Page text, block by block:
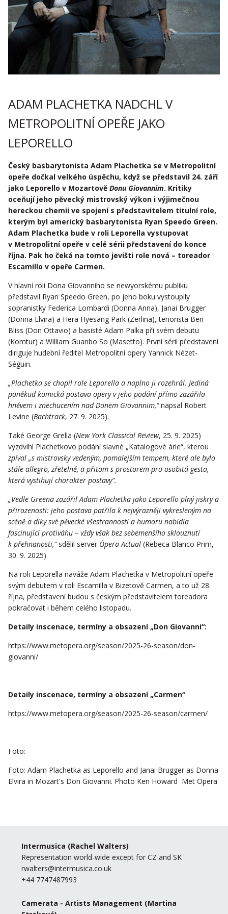
ADAM PLACHETKA NADCHL V
METROPOLITNÍ OPEŘE JAKO
LEPORELLO
Český basbarytonista Adam Plachetka se v Metropolitní
opeře dočkal velkého úspěchu, když se představil 24. září
jako Leporello v Mozartově Donu Giovannim. Kritiky
oceňují jeho pěvecký mistrovský výkon i výjimečnou
hereckou chemii ve spojení s představitelem titulní role,
kterým byl americký basbarytonista Ryan Speedo Green.
Adam Plachetka bude v roli Leporella vystupovat
v Metropolitní opeře v celé sérii představení do konce
října. Pak ho čeká na tomto jevišti role nová – toreador
Escamillo v opeře Carmen.
V hlavní roli Dona Giovanniho se newyorskému publiku
představil Ryan Speedo Green, po jeho boku vystoupily
sopranistky Federica Lombardi (Donna Anna), Janai Brugger
(Donna Elvira) a Hera Hyesang Park (Zerlina), tenorista Ben
Bliss (Don Ottavio) a basisté Adam Palka při svém debutu
(Komtur) a William Guanbo So (Masetto). První sérii představení
diriguje hudební ředitel Metropolitní opery Yannick Nézet-
Séguin.
„Plachetka se chopil role Leporella a naplno ji rozehrál. Jediná
poněkud komická postava opery v jeho podání přímo zazářila
hněvem i znechucením nad Donem Giovannim,“napsal Robert
Levine (Bachtrack, 27. 9. 2025).
Také George Grella (New York Classical Review, 25. 9. 2025)
vyzdvihl Plachetkovo podání slavné „Katalogové árie“, kterou
zpíval „s mistrovsky vedeným, pomalejším tempem, které ale bylo
stále allegro, zřetelně, a přitom s prostorem pro osobitá gesta,
která vystihují charakter postavy“.
„Vedle Greena zazářil Adam Plachetka jako Leporello plný jiskry a
přirozenosti: jeho postava patřila k nejvýrazněji vykresleným na
scéně a díky své pěvecké všestrannosti a humoru nabídla
fascinující protiváhu – vždy však bez sebemenšího sklouznutí
k přehnanosti,“ sdělil server Ópera Actual (Rebeca Blanco Prim,
30. 9. 2025)
Na roli Leporella naváže Adam Plachetka v Metropolitní opeře
svým debutem v roli Escamilla v Bizetově Carmen, a to už 28.
října, představení budou s českým představitelem toreadora
pokračovat i během celého listopadu.
Detaily inscenace, termíny a obsazení „Don Giovanni“:
https://www.metopera.org/season/2025-26-season/don-
giovanni/
Detaily inscenace, termíny a obsazení „Carmen“
https://www.metopera.org/season/2025-26-season/carmen/
Foto:
Foto: Adam Plachetka as Leporello and Janai Brugger as Donna
Elvira in Mozart's Don Giovanni. Photo Ken Howard Met Opera
Intermusica (Rachel Walters)
Representation world-wide except for CZ and SK
rwalters@intermusica.co.uk
+44 7747487993
Camerata - Artists Management (Martina